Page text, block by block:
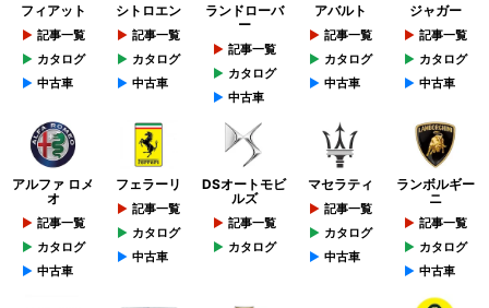
フィアット
記事一覧
カタログ
中古車
シトロエン
記事一覧
カタログ
中古車
ランドローバ
ー
記事一覧
カタログ
中古車
アバルト
記事一覧
カタログ
中古車
ジャガー
記事一覧
カタログ
中古車
アルファ ロメ
オ
記事一覧
カタログ
中古車
フェラーリ
記事一覧
カタログ
中古車
DSオートモビ
ルズ
記事一覧
カタログ
マセラティ
記事一覧
カタログ
中古車
ランボルギー
ニ
記事一覧
カタログ
中古車